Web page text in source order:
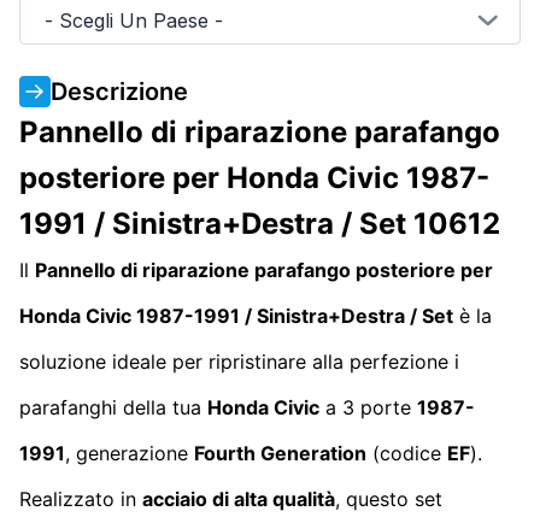
- Scegli Un Paese -
Descrizione
Pannello di riparazione parafango
posteriore per Honda Civic 1987-
1991 / Sinistra+Destra / Set 10612
Il Pannello di riparazione parafango posteriore per
Honda Civic 1987-1991 / Sinistra+Destra / Set è la
soluzione ideale per ripristinare alla perfezione i
parafanghi della tua Honda Civic a 3 porte 1987-
1991, generazione Fourth Generation (codice EF).
Realizzato in acciaio di alta qualità, questo set